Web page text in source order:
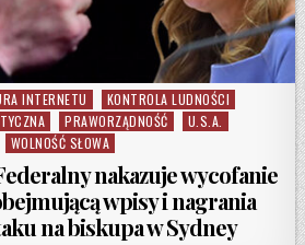
INTERNETU
KONTROLA LUDNOŚCI
PRAWORZĄDNOŚĆ
U.S.A.
WOLNOŚĆ SŁOWA
nakazuje wycofanie
wpisy i nagrania
na biskupa w Sydney